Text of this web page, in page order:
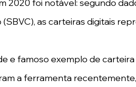
2020 foi notável: segundo
(SBVC), as carteiras digitais
e famoso exemplo de carteira
a ferramenta recentemente,